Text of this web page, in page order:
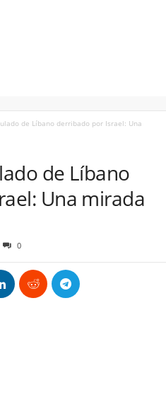
de Líbano derribado por Israel: Una
de Líbano
Una mirada
0